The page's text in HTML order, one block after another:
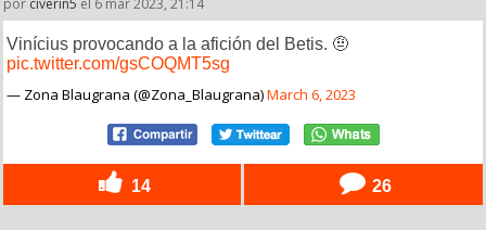
por civerin5 el 6 mar 2023, 21:14
Vinícius provocando a la afición del Betis. 🤨
pic.twitter.com/gsCOQMT5sg
— Zona Blaugrana (@Zona_Blaugrana)March 6, 2023
14 26